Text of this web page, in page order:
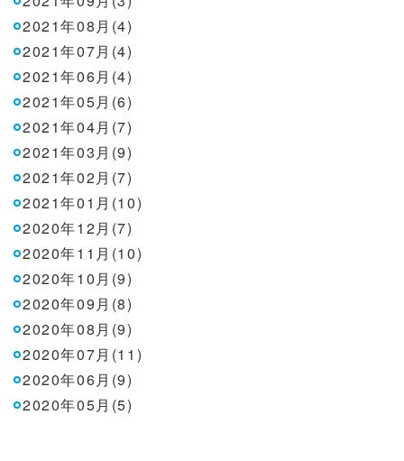
2021年08月(4)
2021年07月(4)
2021年06月(4)
2021年05月(6)
2021年04月(7)
2021年03月(9)
2021年02月(7)
2021年01月(10)
2020年12月(7)
2020年11月(10)
2020年10月(9)
2020年09月(8)
2020年08月(9)
2020年07月(11)
2020年06月(9)
2020年05月(5)